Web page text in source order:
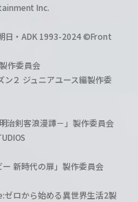
Inc.
日・ADK 1993-2024 ©Front
作委員会
２ ジュニアユース編製作委
治剣客浪漫譚－」製作委員会
新時代の扉」製作委員会
ゼロから始める異世界生活2製